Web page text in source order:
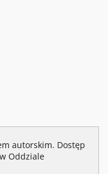
autorskim. Dostęp
Oddziale